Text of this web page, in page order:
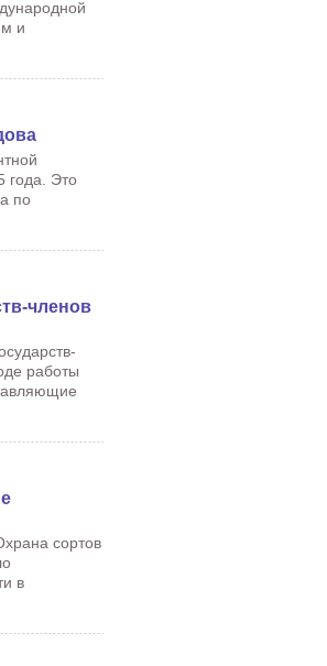
и
года. Это
по
членов
работы
сортов
в